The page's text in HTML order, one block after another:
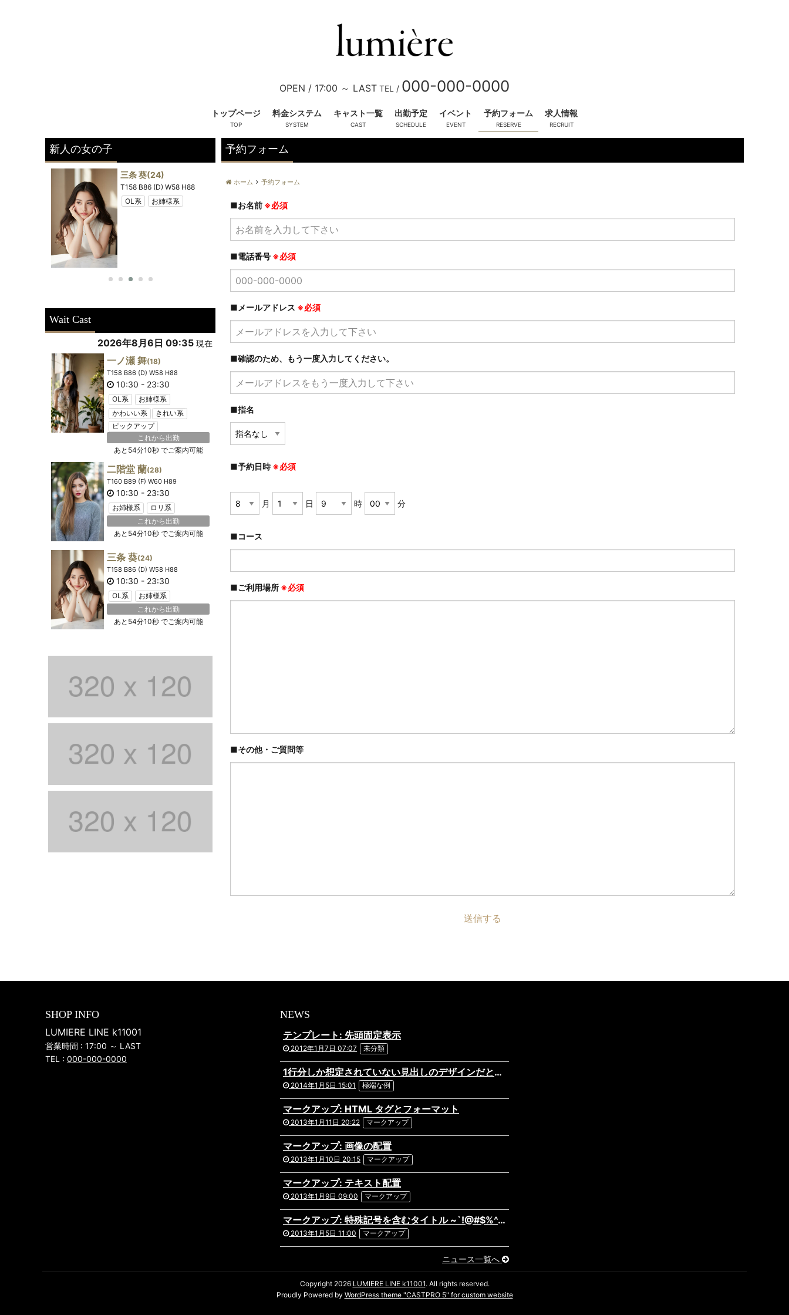
OPEN / 17:00 ～ LAST TEL / 000-000-0000
トップページ 料金システム キャスト一覧 出勤予定 イベント 予約フォーム 求人情報
予約フォーム
ホーム 予約フォーム
■お名前 ※必須
■電話番号 ※必須
■メールアドレス ※必須
■確認のため、もう一度入力してください。
■指名
■予約日時※必須
月 日 時 分
■コース
■ご利用場所 ※必須
■その他・ご質問等
新人の女の子
三条 葵(24)
T158 B86 (D) W58 H88
OL系
お姉様系
T158 B88 (E) W59 H88
Wait Cast
2026年8月6日 09:35 現在
一ノ瀬 舞(18)
T158 B86 (D) W58 H88
10:30 - 23:30
OL系
お姉様系
かわいい系
きれい系
ピックアップ
これから出勤
あと 54分10秒 でご案内可能
二階堂 蘭(28)
T160 B89 (F) W60 H89
10:30 - 23:30
お姉様系
ロリ系
これから出勤
あと 54分10秒 でご案内可能
三条 葵(24)
T158 B86 (D) W58 H88
10:30 - 23:30
OL系
お姉様系
これから出勤
あと 54分10秒 でご案内可能
SHOP INFO
LUMIERE LINE k11001
営業時間 : 17:00 ～ LAST
TEL : 000-000-0000
NEWS
テンプレート: 先頭固定表示
2012年1月7日 07:07 未分類
1行分しか想定されていない見出しのデザインだと文字がはみ出してしまってあら大変。ものすごく長い日本語のタイトルが付いた記事の表示テストです。複数行になっても問題ないデザインだといいですね。あと前後の記事へのリンクを出力している場合や、パンくずリストを実装している場合なども表示にズレがないか確認しておきましょう。
2014年1月5日 15:01 極端な例
マークアップ: HTML タグとフォーマット
2013年1月11日 20:22 マークアップ
マークアップ: 画像の配置
2013年1月10日 20:15 マークアップ
マークアップ: テキスト配置
2013年1月9日 09:00 マークアップ
マークアップ: 特殊記号を含むタイトル ~`!@#$%^&*()-_=+{}[]/;:'”?,.>
2013年1月5日 11:00 マークアップ
ニュース一覧へ
Copyright 2026 LUMIERE LINE k11001. All rights reserved.
Proudly Powered by WordPress theme "CASTPRO 5" for custom website